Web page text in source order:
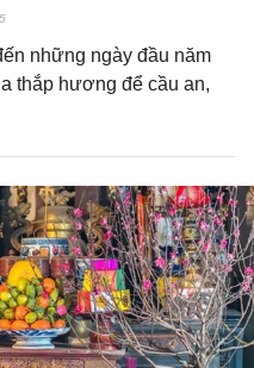
những ngày đầu năm
thắp hương để cầu an,